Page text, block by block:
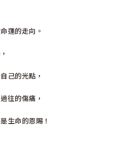
運的走向。
己的光點，
往的傷痛，
生命的恩賜！